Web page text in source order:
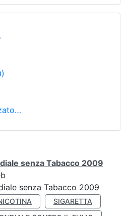
senza Tabacco 2009
senza Tabacco 2009
SIGARETTA